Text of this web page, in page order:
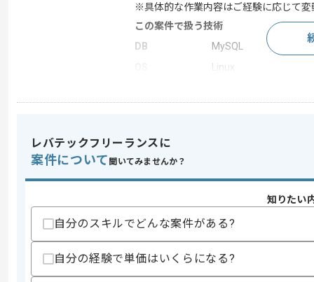
※具体的な作業内容はご経験に応じて変
この案件で扱う技術
DB
MySQL
Linux
ム
人事・給与・労務シス
新規立ち上げ , 20代
スキル
求めるスキル
・PHPを用いた開発経験3年以上
レバテックフリーランスに
案件について 聞いてみませんか？
知りたい
自分のスキルでどんな案件がある?
自分の経験で単価はいくらになる?